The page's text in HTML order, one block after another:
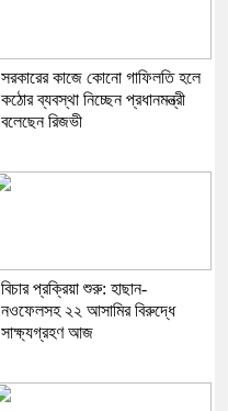
সরকারের কাজে কোনো গাফিলতি হলে
কঠোর ব্যবস্থা নিচ্ছেন প্রধানমন্ত্রী
বলেছেন রিজভী
বিচার প্রক্রিয়া শুরু: হাছান-
নওফেলসহ ২২ আসামির বিরুদ্ধে
সাক্ষ্যগ্রহণ আজ